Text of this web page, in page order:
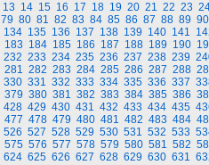
13 14 15 16 17 18 19 20 21 22 23
79 80 81 82 83 84 85 86 87 88 89 90
134 135 136 137 138 139 140 141
183 184 185 186 187 188 189 190
232 233 234 235 236 237 238 239
281 282 283 284 285 286 287 288
330 331 332 333 334 335 336 337
379 380 381 382 383 384 385 386
428 429 430 431 432 433 434 435
477 478 479 480 481 482 483 484
526 527 528 529 530 531 532 533
575 576 577 578 579 580 581 582
624 625 626 627 628 629 630 631